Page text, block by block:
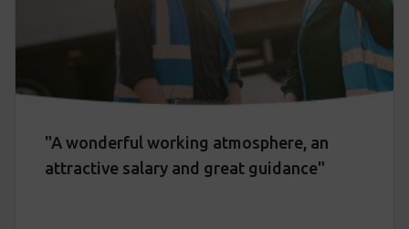
"A wonderful working atmosphere, an
attractive salary and great guidance"